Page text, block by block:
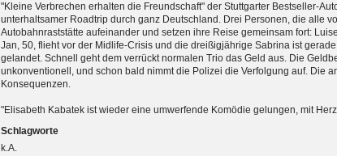
"Kleine Verbrechen erhalten die Freundschaft" der Stuttgarter Bestseller-
unterhaltsamer Roadtrip durch ganz Deutschland. Drei Personen, die alle
Autobahnraststätte aufeinander und setzen ihre Reise gemeinsam fort:
Jan, 50, flieht vor der Midlife-Crisis und die dreißigjährige Sabrina ist
gelandet. Schnell geht dem verrückt normalen Trio das Geld aus. Die
unkonventionell, und schon bald nimmt die Polizei die Verfolgung auf. Die
Konsequenzen.
"Elisabeth Kabatek ist wieder eine umwerfende Komödie gelungen, mit
Schlagworte
k.A.